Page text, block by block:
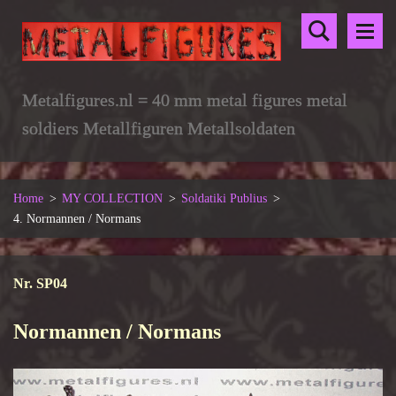
Metalfigures.nl = 40 mm metal figures metal
soldiers Metallfiguren Metallsoldaten
Home > MY COLLECTION > Soldatiki Publius >
4. Normannen / Normans
Nr. SP04
Normannen / Normans